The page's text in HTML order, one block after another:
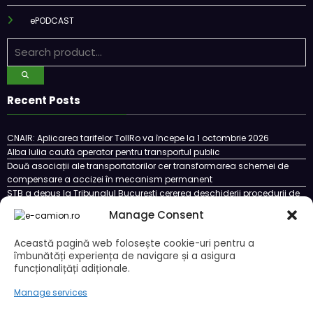
Manage Consent
Această pagină web folosește cookie-uri pentru a
îmbunătăți experiența de navigare și a asigura
funcționalițăți adiționale.
Manage services
ePODCAST
Recent Posts
CNAIR: Aplicarea tarifelor TollRo va începe la 1 octombrie 2026
Alba Iulia caută operator pentru transportul public
Două asociații ale transportatorilor cer transformarea schemei de
compensare a accizei în mecanism permanent
STB a depus la Tribunalul București cererea deschiderii procedurii de
insolvență
DKV Mobility și Shell își extind parteneriatul european
Cookie Policy (EU)
Politica de confidentialitate